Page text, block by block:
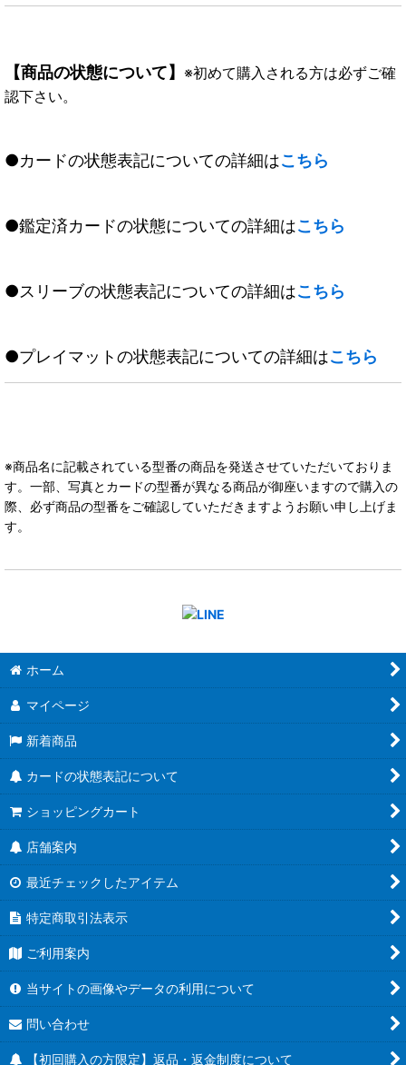
【商品の状態について】 ※初めて購入される方は必ずご確
認下さい。
●カードの状態表記についての詳細はこちら
●鑑定済カードの状態についての詳細はこちら
●スリーブの状態表記についての詳細はこちら
●プレイマットの状態表記についての詳細はこちら
※商品名に記載されている型番の商品を発送させていただいておりま
す。一部、写真とカードの型番が異なる商品が御座いますので購入の
際、必ず商品の型番をご確認していただきますようお願い申し上げま
す。
ホーム
マイページ
新着商品
カードの状態表記について
ショッピングカート
店舗案内
最近チェックしたアイテム
特定商取引法表示
ご利用案内
当サイトの画像やデータの利用について
問い合わせ
【初回購入の方限定】返品・返金制度について